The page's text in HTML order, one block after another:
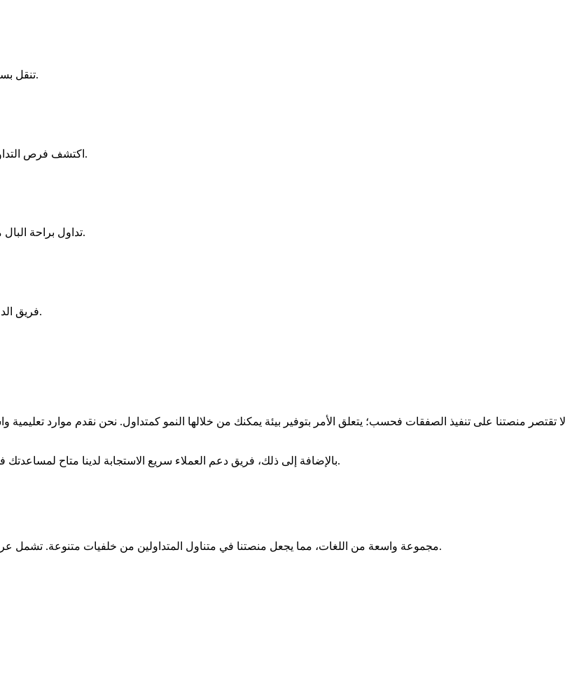
تنقل بسلاسة عبر واجهتنا البديهية، المصممة بعناية للمتداولين على جميع مستويات المهارة.
اكتشف فرص التداول المتنوعة بدءًا من الفوركس وحتى السلع والمؤشرات التي تتوافق مع اهتماماتك.
تداول براحة البال مع العلم أن بياناتك وأموالك مؤمنة من خلال بروتوكولات التشفير والأمان المتقدمة.
فريق الدعم المخصص لدينا جاهز دائمًا لمساعدتك في أي استفسارات أو تحديات قد تواجهها.
لا تقتصر منصتنا على تنفيذ الصفقات فحسب؛ يتعلق الأمر بتوفير بيئة يمكنك من خلالها النمو كمتداول. نحن نقدم موارد تعليمية
بالإضافة إلى ذلك، فريق دعم العملاء سريع الاستجابة لدينا متاح لمساعدتك في أي استفسارات، مما يضمن أنك تشعر بالثقة والدعم في كل خطوة على الطريق.
نحن نفهم أن التداول هو مسعى عالمي. ولهذا السبب تدعم BelleoFX مجموعة واسعة من اللغات، مما يجعل منصتنا في متناول المتداولين من خلفيات متنوعة. تشمل عروضنا اللغوية.